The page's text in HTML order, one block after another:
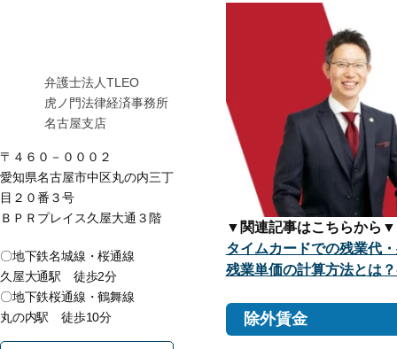
▼関連記事はこちらから▼
タイムカードでの残業代
残業単価の計算方法とは
除外賃金
弁護士法人TLEO
虎ノ門法律経済事務所
名古屋支店
〒４６０－０００２
愛知県名古屋市中区丸の内三丁
目２０番３号
ＢＰＲプレイス久屋大通３階
〇地下鉄名城線・桜通線
久屋大通駅 徒歩2分
〇地下鉄桜通線・鶴舞線
丸の内駅 徒歩10分